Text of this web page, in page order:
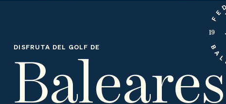
DISFRUTA DEL GOLF DE
Baleares